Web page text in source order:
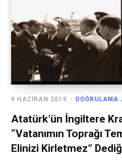
9 HAZIRAN 2019
Atatürk’ün İngiltere
“Vatanımın Toprağı
Elinizi Kirletmez”